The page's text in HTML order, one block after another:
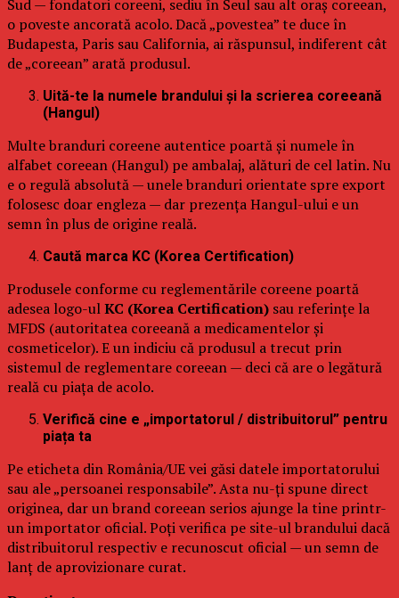
Sud — fondatori coreeni, sediu în Seul sau alt oraș coreean,
o poveste ancorată acolo. Dacă „povestea” te duce în
Budapesta, Paris sau California, ai răspunsul, indiferent cât
de „coreean” arată produsul.
Uită-te la numele brandului și la scrierea coreeană
(Hangul)
Multe branduri coreene autentice poartă și numele în
alfabet coreean (Hangul) pe ambalaj, alături de cel latin. Nu
e o regulă absolută — unele branduri orientate spre export
folosesc doar engleza — dar prezența Hangul-ului e un
semn în plus de origine reală.
Caută marca KC (Korea Certification)
Produsele conforme cu reglementările coreene poartă
adesea logo-ulKC (Korea Certification) sau referințe la
MFDS (autoritatea coreeană a medicamentelor și
cosmeticelor). E un indiciu că produsul a trecut prin
sistemul de reglementare coreean — deci că are o legătură
reală cu piața de acolo.
Verifică cine e „importatorul / distribuitorul” pentru
piața ta
Pe eticheta din România/UE vei găsi datele importatorului
sau ale „persoanei responsabile”. Asta nu-ți spune direct
originea, dar un brand coreean serios ajunge la tine printr-
un importator oficial. Poți verifica pe site-ul brandului dacă
distribuitorul respectiv e recunoscut oficial — un semn de
lanț de aprovizionare curat.